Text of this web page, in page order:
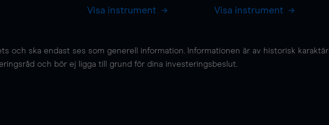
Visa instrument Visa instrument
och ska endast ses som generell information. Informationen är av historisk karaktär
och bör ej ligga till grund för dina investeringsbeslut.